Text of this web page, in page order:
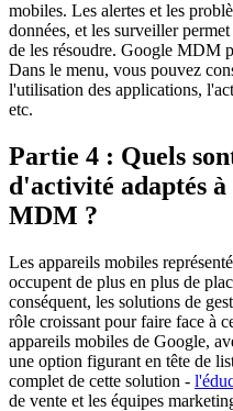
mobiles. Les alertes et les
données, et les surveiller
de les résoudre. Google MDM
Dans le menu, vous pouvez
l'utilisation des applications,
etc.
Partie 4 : Quels
d'activité adaptés
MDM ?
Les appareils mobiles
occupent de plus en plus de
conséquent, les solutions de
rôle croissant pour faire face à
appareils mobiles de Google,
une option figurant en tête de
complet de cette solution -
de vente et les équipes